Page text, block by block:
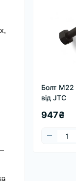
Болт М22
від JTC
947₴